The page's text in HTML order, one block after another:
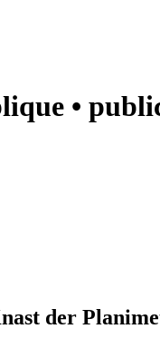
•
der